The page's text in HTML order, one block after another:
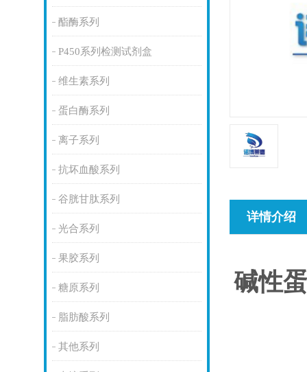
酯酶系列
P450系列检测试剂盒
维生素系列
蛋白酶系列
离子系列
抗坏血酸系列
谷胱甘肽系列
光合系列
果胶系列
糖原系列
脂肪酸系列
其他系列
详情介绍
碱性